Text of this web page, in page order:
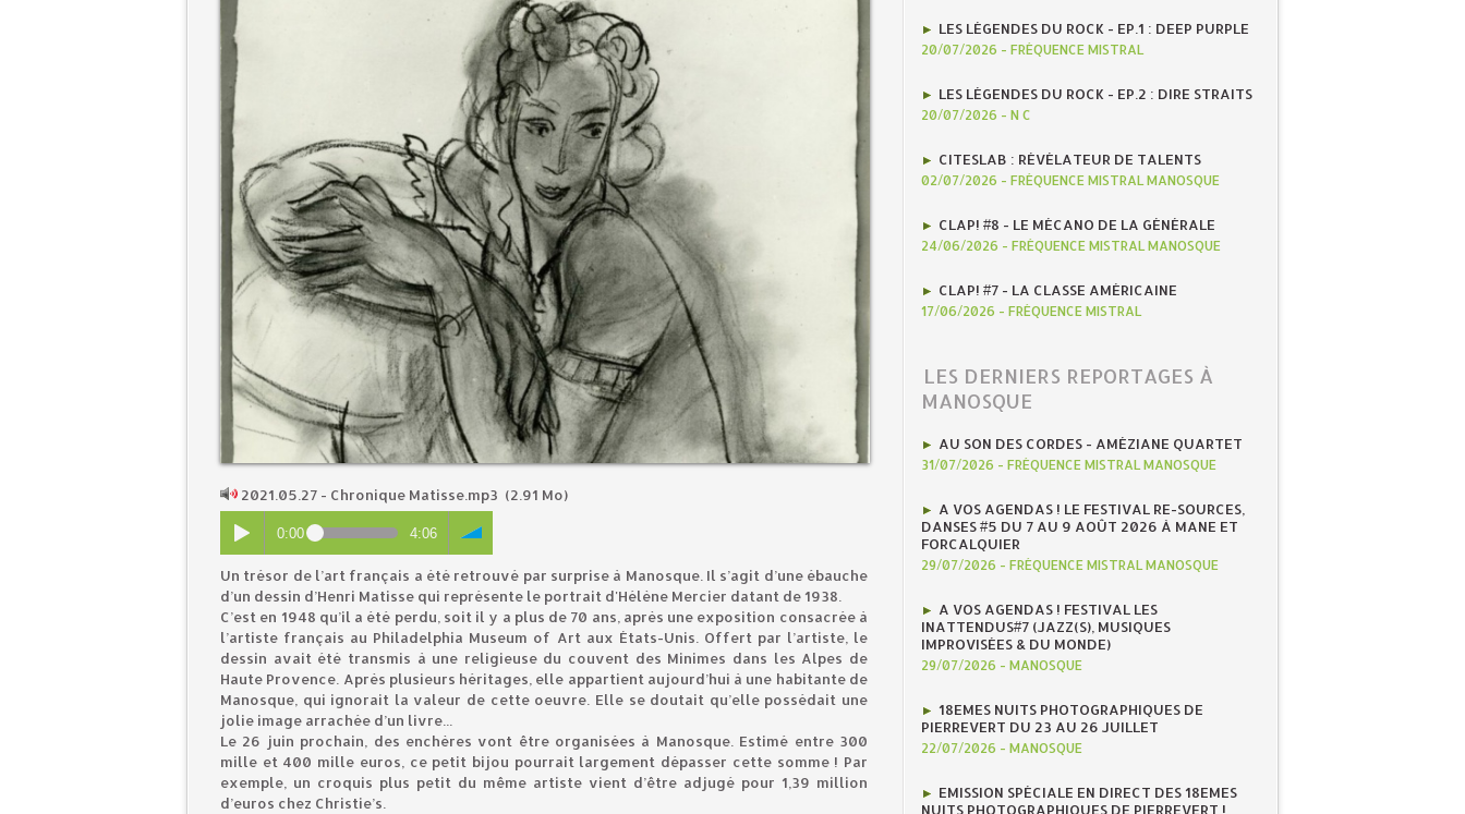
2021.05.27 - Chronique Matisse.mp3 (2.91 Mo)
0:00 4:06
Un trésor de l’art français a été retrouvé par surprise à Manosque. Il s’agit d’une ébauche
d’un dessin d’Henri Matisse qui représente le portrait d'Hélène Mercier datant de 1938.
C’est en 1948 qu’il a été perdu, soit il y a plus de 70 ans, après une exposition consacrée à
l’artiste français au Philadelphia Museum of Art aux États-Unis. Offert par l’artiste, le
dessin avait été transmis à une religieuse du couvent des Minimes dans les Alpes de
Haute Provence. Après plusieurs héritages, elle appartient aujourd’hui à une habitante de
Manosque, qui ignorait la valeur de cette oeuvre. Elle se doutait qu’elle possédait une
jolie image arrachée d’un livre...
Le 26 juin prochain, des enchères vont être organisées à Manosque. Estimé entre 300
mille et 400 mille euros, ce petit bijou pourrait largement dépasser cette somme ! Par
exemple, un croquis plus petit du même artiste vient d’être adjugé pour 1,39 million
d’euros chez Christie’s.
LES LÉGENDES DU ROCK - EP.1 : DEEP PURPLE
20/07/2026 - FRÉQUENCE MISTRAL
LES LÉGENDES DU ROCK - EP.2 : DIRE STRAITS
20/07/2026 - N C
CITESLAB : RÉVÉLATEUR DE TALENTS
02/07/2026 - FRÉQUENCE MISTRAL MANOSQUE
CLAP! #8 - LE MÉCANO DE LA GÉNÉRALE
24/06/2026 - FRÉQUENCE MISTRAL MANOSQUE
CLAP! #7 - LA CLASSE AMÉRICAINE
17/06/2026 - FRÉQUENCE MISTRAL
LES DERNIERS REPORTAGES À
MANOSQUE
AU SON DES CORDES - AMÉZIANE QUARTET
31/07/2026 - FRÉQUENCE MISTRAL MANOSQUE
A VOS AGENDAS ! LE FESTIVAL RE-SOURCES,
DANSES #5 DU 7 AU 9 AOÛT 2026 À MANE ET
FORCALQUIER
29/07/2026 - FRÉQUENCE MISTRAL MANOSQUE
A VOS AGENDAS ! FESTIVAL LES
INATTENDUS#7 (JAZZ(S), MUSIQUES
IMPROVISÉES & DU MONDE)
29/07/2026 - MANOSQUE
18EMES NUITS PHOTOGRAPHIQUES DE
PIERREVERT DU 23 AU 26 JUILLET
22/07/2026 - MANOSQUE
EMISSION SPÉCIALE EN DIRECT DES 18EMES
NUITS PHOTOGRAPHIQUES DE PIERREVERT !